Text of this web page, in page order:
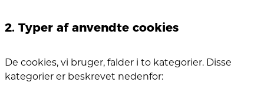
2. Typer af anvendte cookies
De cookies, vi bruger, falder i to kategorier. Disse
kategorier er beskrevet nedenfor: